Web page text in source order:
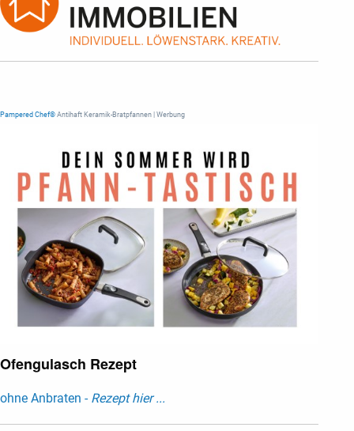
Pampered Chef® Antihaft Keramik-Bratpfannen | Werbung
Ofengulasch Rezept
ohne Anbraten - Rezept hier ...